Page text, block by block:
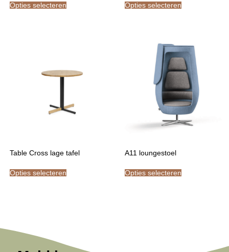
Opties selecteren Opties selecteren
Table Cross lage tafel
Opties selecteren
A11 loungestoel
Opties selecteren